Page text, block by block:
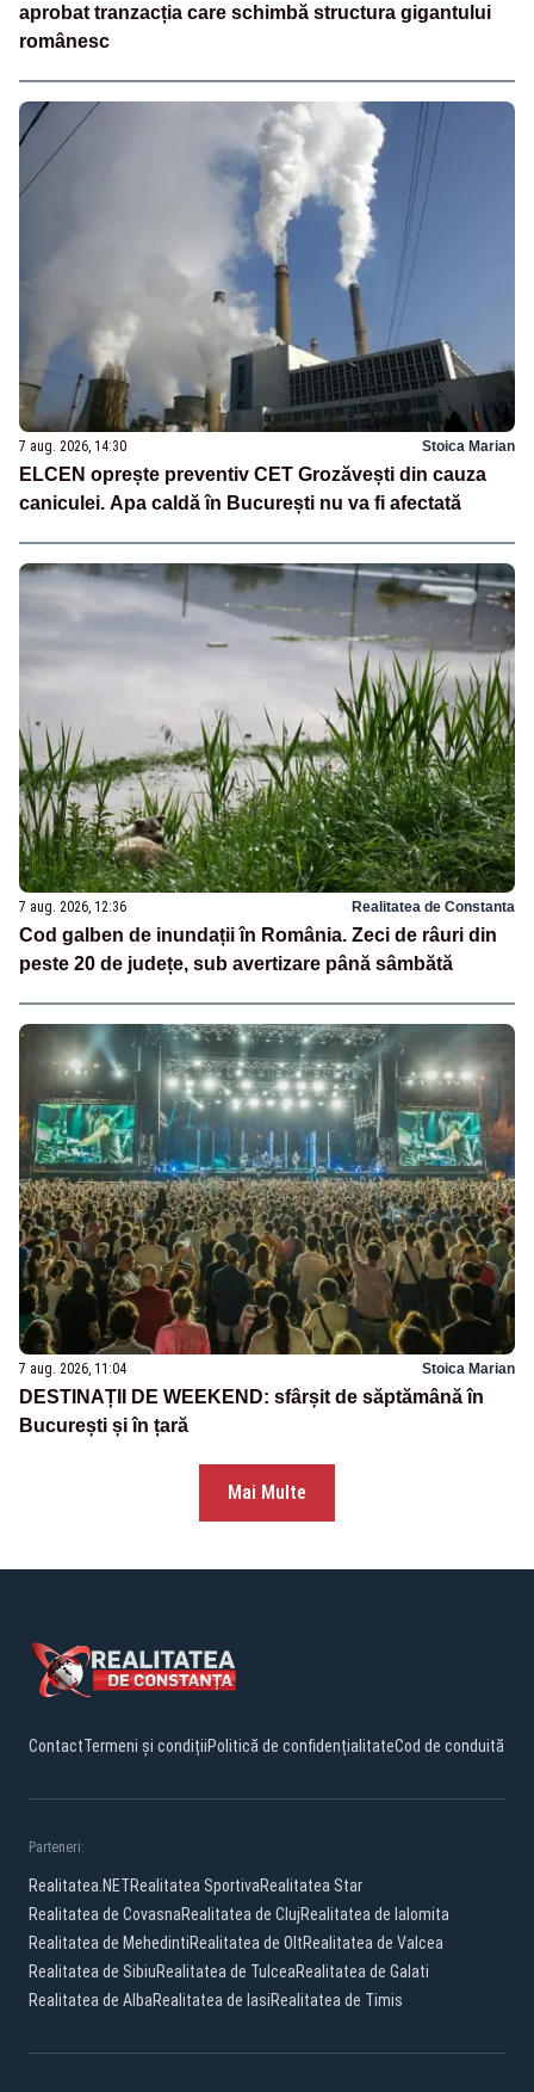
aprobat tranzacția care schimbă structura gigantului
românesc
7 aug. 2026, 14:30 Stoica Marian
ELCEN oprește preventiv CET Grozăvești din cauza
caniculei. Apa caldă în București nu va fi afectată
7 aug. 2026, 12:36 Realitatea de Constanta
Cod galben de inundații în România. Zeci de râuri din
peste 20 de județe, sub avertizare până sâmbătă
7 aug. 2026, 11:04 Stoica Marian
DESTINAȚII DE WEEKEND: sfârșit de săptămână în
București și în țară
Mai Multe
ContactTermeni și condițiiPolitică de confidențialitateCod de conduită
Parteneri:
Realitatea.NETRealitatea SportivaRealitatea Star
Realitatea de CovasnaRealitatea de ClujRealitatea de Ialomita
Realitatea de MehedintiRealitatea de OltRealitatea de Valcea
Realitatea de SibiuRealitatea de TulceaRealitatea de Galati
Realitatea de AlbaRealitatea de IasiRealitatea de Timis